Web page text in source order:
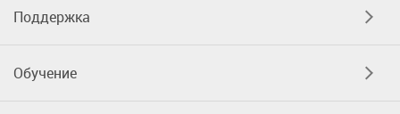
Поддержка
Обучение